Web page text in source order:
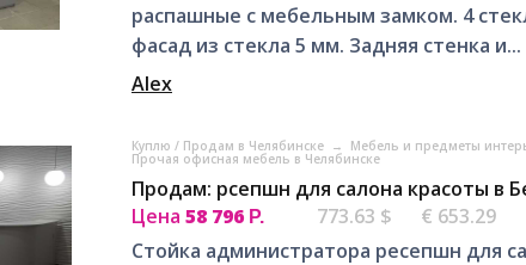
распашные с мебельным замком. 4
фасад из стекла 5 мм. Задняя стенка и...
Alex
Куплю / Продам в Челябинске → Мебель и предметы
Прочая офисная мебель в Челябинске
Продам: рсепшн для салона красоты в
Цена 58 796 Р. 773.63 $
€ 653.29
Стойка администратора ресепшн для